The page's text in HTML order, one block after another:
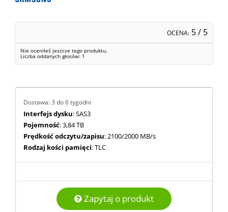
OCENA: 5/ 5
Nie oceniłeś jeszcze tego produktu.
Liczba oddanych głosów: 1
Dostawa: 3 do 6 tygodni
Interfejs dysku: SAS3
Pojemność: 3,84 TB
Prędkość odczytu/zapisu: 2100/2000 MB/s
Rodzaj kości pamięci: TLC
Zapytaj o produkt